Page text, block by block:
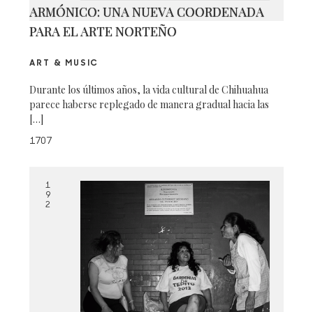
ARMÓNICO: UNA NUEVA COORDENADA
PARA EL ARTE NORTEÑO
ART & MUSIC
Durante los últimos años, la vida cultural de Chihuahua
parece haberse replegado de manera gradual hacia las
[…]
1707
1
9
2